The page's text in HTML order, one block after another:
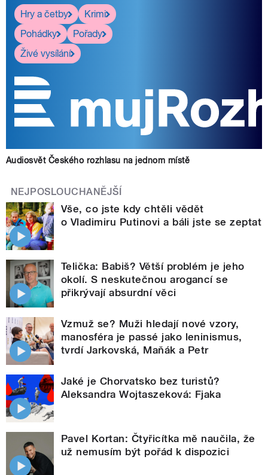
Hry a četby
Krimi
Pohádky
Pořady
Živé vysílání
Audiosvět Českého rozhlasu na jednom místě
NEJPOSLOUCHANĚJŠÍ
Vše, co jste kdy chtěli vědět
o Vladimiru Putinovi a báli jste se zeptat
Telička: Babiš? Větší problém je jeho
okolí. S neskutečnou arogancí se
přikrývají absurdní věci
Vzmuž se? Muži hledají nové vzory,
manosféra je passé jako leninismus,
tvrdí Jarkovská, Maňák a Petr
Jaké je Chorvatsko bez turistů?
Aleksandra Wojtaszeková: Fjaka
Pavel Kortan: Čtyřicítka mě naučila, že
už nemusím být pořád k dispozici